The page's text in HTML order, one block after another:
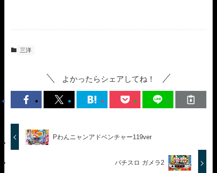
三洋
よかったらシェアしてね！
Pわんニャンアドベンチャー119ver
パチスロ ガメラ2